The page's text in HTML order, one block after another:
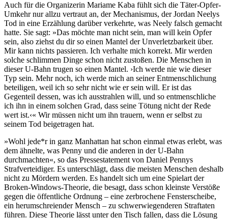
Auch für die Organizerin Mariame Kaba fühlt sich die Täter-Opfer-
Umkehr nur allzu vertraut an, der Mechanismus, der Jordan Neelys
Tod in eine Erzählung darüber verkehrte, was Neely falsch gemacht
hatte. Sie sagt: »Das möchte man nicht sein, man will kein Opfer
sein, also ziehst du dir so einen Mantel der Unverletzbarkeit über.
Mir kann nichts passieren. Ich verhalte mich korrekt. Mir werden
solche schlimmen Dinge schon nicht zustoßen. Die Menschen in
dieser U-Bahn trugen so einen Mantel. ›Ich werde nie wie dieser
Typ sein. Mehr noch, ich werde mich an seiner Entmenschlichung
beteiligen, weil ich so sehr nicht wie er sein will. Er ist das
Gegenteil dessen, was ich ausstrahlen will, und so entmenschliche
ich ihn in einem solchen Grad, dass seine Tötung nicht der Rede
wert ist.‹« Wir müssen nicht um ihn trauern, wenn er selbst zu
seinem Tod beigetragen hat.
»Wohl jede*r in ganz Manhattan hat schon einmal etwas erlebt, was
dem ähnelte, was Penny und die anderen in der U-Bahn
durchmachten«, so das Pressestatement von Daniel Pennys
Strafverteidiger. Es unterschlägt, dass die meisten Menschen deshalb
nicht zu Mördern werden. Es handelt sich um eine Spielart der
Broken-Windows-Theorie, die besagt, dass schon kleinste Verstöße
gegen die öffentliche Ordnung – eine zerbrochene Fensterscheibe,
ein herumschreiender Mensch – zu schwerwiegenderen Straftaten
führen. Diese Theorie lässt unter den Tisch fallen, dass die Lösung